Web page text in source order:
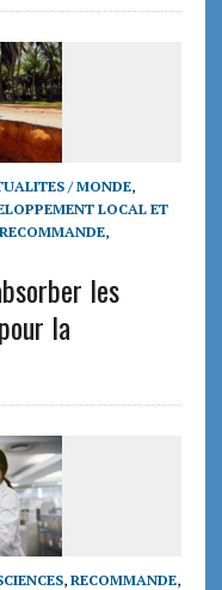
/ MONDE,
LOCAL ET
RECOMMANDE,
les
la
, RECOMMANDE,